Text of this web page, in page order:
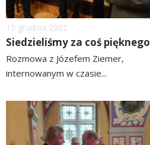
Dodano
15 grudnia 2022
Siedzieliśmy za coś pięknego
Rozmowa z Józefem Ziemer,
internowanym w czasie...
więcej